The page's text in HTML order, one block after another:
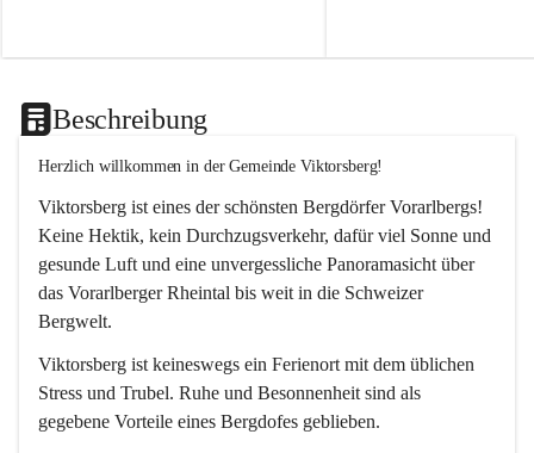
Beschreibung
Herzlich willkommen in der Gemeinde Viktorsberg!
Viktorsberg ist eines der schönsten Bergdörfer Vorarlbergs!
Keine Hektik, kein Durchzugsverkehr, dafür viel Sonne und
gesunde Luft und eine unvergessliche Panoramasicht über
das Vorarlberger Rheintal bis weit in die Schweizer
Bergwelt.
Viktorsberg ist keineswegs ein Ferienort mit dem üblichen
Stress und Trubel. Ruhe und Besonnenheit sind als
gegebene Vorteile eines Bergdofes geblieben.